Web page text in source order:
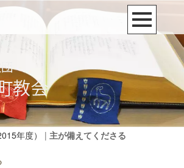
年度） | 主が備えてくださる